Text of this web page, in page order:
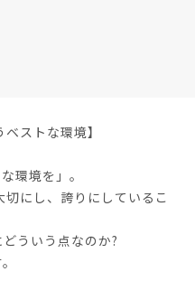
ストな環境】
環境を」。
切にし、誇りにしているこ
ういう点なのか?